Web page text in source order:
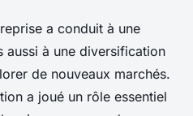
a conduit à une
aussi à une diversification
de nouveaux marchés.
a joué un rôle essentiel